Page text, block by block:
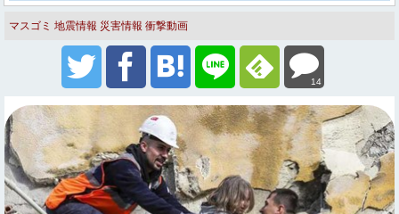
マスゴミ 地震情報 災害情報 衝撃動画
14